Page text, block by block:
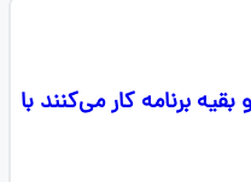
برنامه کار می‌کنند با